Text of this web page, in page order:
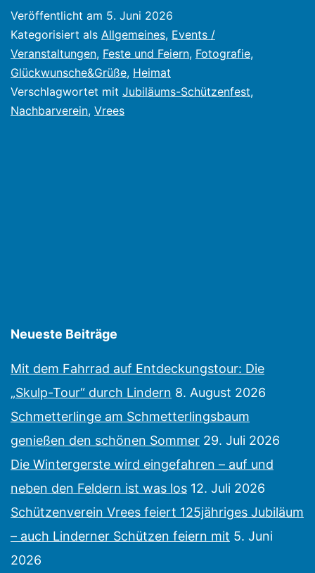
Veröffentlicht am 5. Juni 2026
Kategorisiert als Allgemeines, Events /
Veranstaltungen, Feste und Feiern, Fotografie,
Glückwunsche&Grüße, Heimat
Verschlagwortet mit Jubiläums-Schützenfest,
Nachbarverein, Vrees
Neueste Beiträge
Mit dem Fahrrad auf Entdeckungstour: Die
„Skulp-Tour“ durch Lindern 8. August 2026
Schmetterlinge am Schmetterlingsbaum
genießen den schönen Sommer 29. Juli 2026
Die Wintergerste wird eingefahren – auf und
neben den Feldern ist was los 12. Juli 2026
Schützenverein Vrees feiert 125jähriges Jubiläum
– auch Linderner Schützen feiern mit 5. Juni
2026